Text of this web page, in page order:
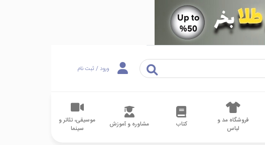
ورود / ثبت نام
فروشگاه مد و
لباس
کتاب مشاوره و آموزش
موسیقی، تئاتر و
سینما